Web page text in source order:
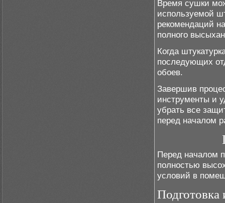
Время сушки
используемой
рекомендаций
полного
Когда
последующих
обоев.
Завершив
инструменты и
убрать все
перед началом
Перед началом
полностью
условий в
Подготовка